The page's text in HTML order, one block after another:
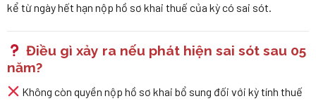
kể từ ngày hết hạn nộp hồ sơ khai thuế của kỳ có sai sót.
Điều gì xảy ra nếu phát hiện sai sót sau 05
năm?
Không còn quyền nộp hồ sơ khai bổ sung đối với kỳ tính thuế